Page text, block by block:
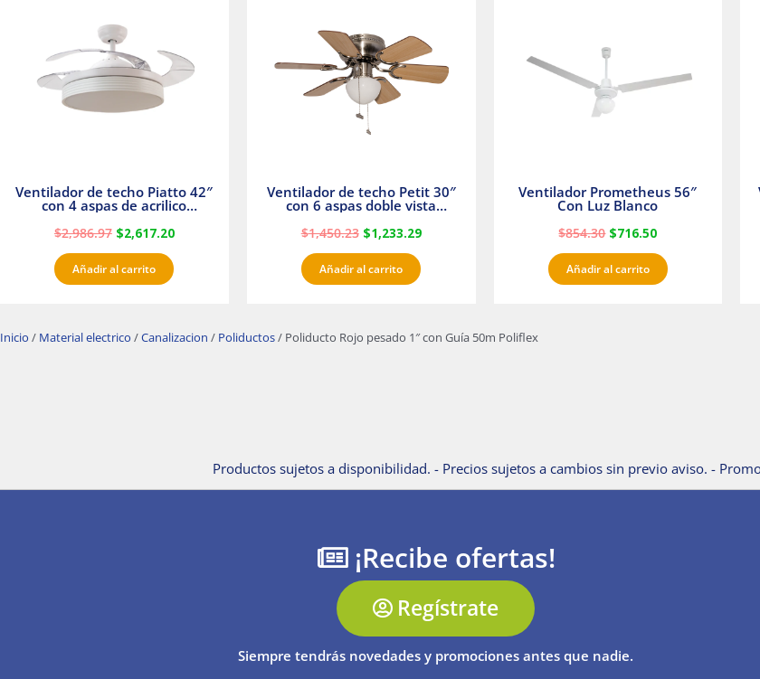
Ventilador de techo Piatto 42″
con 4 aspas de acrilico
$2,986.97
$2,986.97.
$2,617.20
Añadir al carrito
Ventilador de techo Petit 30″
con 6 aspas doble vista
$1,450.23 $1,233.29
Añadir al carrito
Ventilador Prometheus 56″
Con Luz Blanco
$854.30 $716.50
Añadir al carrito
Inicio / Material electrico /Canalizacion / Poliductos/ Poliducto Rojo pesado 1″ con Guía 50m Poliflex
Productos sujetos a disponibilidad. - Precios sujetos a cambios sin previo aviso. -
¡Recibe ofertas!
Regístrate
Siempre tendrás novedades y promociones antes que nadie.